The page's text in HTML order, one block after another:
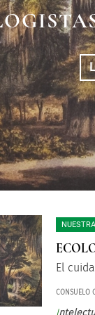
El
CONSUELO
I